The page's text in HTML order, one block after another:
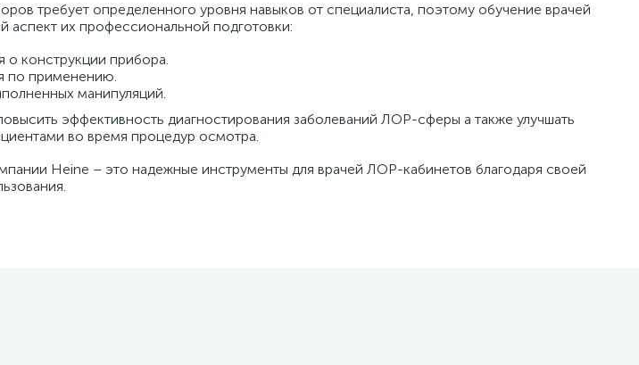
требует определенного уровня навыков от специалиста, поэтому обучение врачей
аспект их профессиональной подготовки:
о конструкции прибора.
по применению.
манипуляций.
эффективность диагностирования заболеваний ЛОР-сферы а также улучшать
во время процедур осмотра.
Heine – это надежные инструменты для врачей ЛОР-кабинетов благодаря своей